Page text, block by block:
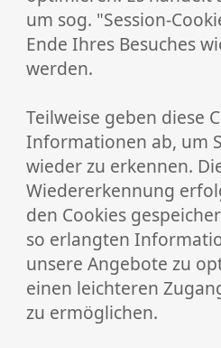
um sog. "Session-
Ende Ihres Besuches
werden.
Teilweise geben diese
Informationen ab, um
wieder zu erkennen.
Wiedererkennung
den Cookies
so erlangten
unsere Angebote zu
einen leichteren
zu ermöglichen.